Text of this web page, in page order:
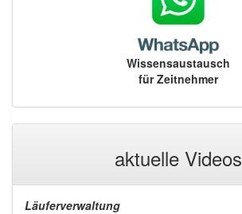
Wissensaustausch
für Zeitnehmer
aktuelle Videos
Läuferverwaltung